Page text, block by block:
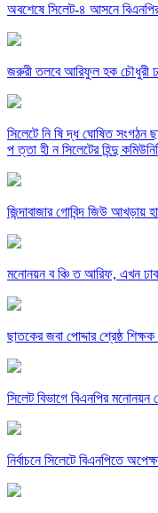
অবশেষে সিলেট-৪ আসনে
জরুরী তলবে আরিফুল হক চৌধুরী
সিলেটে নি ষি দ্ধ ঘোষিত সংগঠন
প ত্তা হী ন সিলেটের হিন্দু
জিন্দাবাজার গোবিন্দ জিউ আখড়ায়
মনোনয়ন ব ঞ্চি ত আরিফ, এখন
ছাতকের জবা পোদ্দার শ্রেষ্ঠ শিক্ষক
সিলেট বিভাগে বিএনপির
নির্বাচনে সিলেটে বিএনপিতে